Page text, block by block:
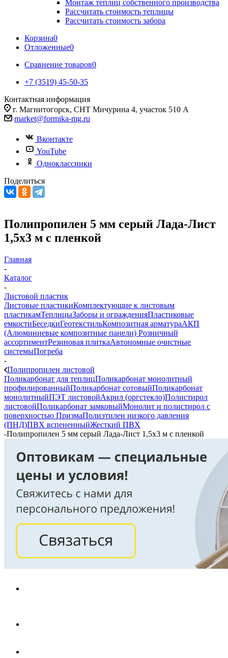
Монтаж теплиц собственного производства
Рассчитать стоимость теплицы
Рассчитать стоимость забора
Корзина0
Отложенные0
Сравнение товаров0
+7 (3519) 45-50-35
Контактная информация
г. Магнитогорск, СНТ Мичурина 4, участок 510 А
market@formika-mg.ru
Вконтакте
YouTube
Одноклассники
Поделиться
Полипропилен 5 мм серый Лада-Лист
1,5х3 м с пленкой
Главная
-
Каталог
-
Листовой пластик
Листовые пластикиКомплектующие к листовым
пластикамТеплицыЗаборы и огражденияПластиковые
емкостиБеседкиГеотекстильКомпозитная арматураАКП
(Алюминиевые композитные панели) Розничный
ассортиментРезиновая плиткаАвтономные очистные
системыПогреба
-
Полипропилен листовой
Поликарбонат для теплицПоликарбонат монолитный
профилированныйПоликарбонат сотовыйПоликарбонат
монолитныйПЭТ листовойАкрил (оргстекло)Полистирол
листовойПоликарбонат замковыйМонолит и полистирол с
поверхностью ПризмаПолиэтилен низкого давления
(ПНД)ПВХ вспененныйЖесткий ПВХ
-Полипропилен 5 мм серый Лада-Лист 1,5х3 м с пленкой